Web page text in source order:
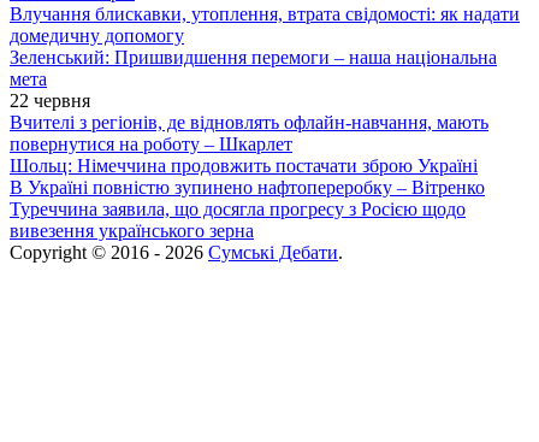
Влучання блискавки, утоплення, втрата свідомості: як надати
домедичну допомогу
Зеленський: Пришвидшення перемоги – наша національна
мета
22 червня
Вчителі з регіонів, де відновлять офлайн-навчання, мають
повернутися на роботу – Шкарлет
Шольц: Німеччина продовжить постачати зброю Україні
В Україні повністю зупинено нафтопереробку – Вітренко
Туреччина заявила, що досягла прогресу з Росією щодо
вивезення українського зерна
Copyright © 2016 - 2026 Сумські Дебати.